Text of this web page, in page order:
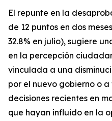
El repunte en la
de 12 puntos en dos
32.8% en julio), sugiere
en la percepción
vinculada a una
por el nuevo gobierno o
decisiones recientes en
que hayan influido en la